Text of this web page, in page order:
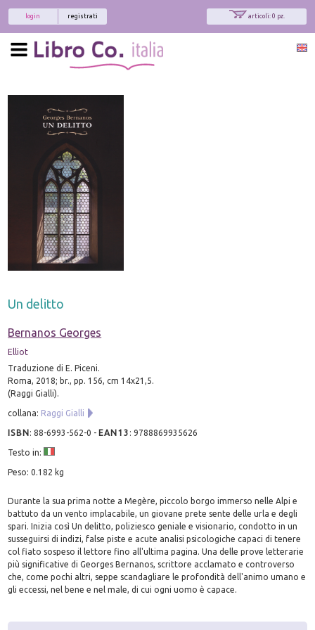
articoli: 0 pz.
registrati
login
Un delitto
Bernanos Georges
Elliot
Traduzione di E. Piceni.
Roma, 2018; br., pp. 156, cm 14x21,5.
(Raggi Gialli).
collana: Raggi Gialli
ISBN:88-6993-562-0 - EAN13 :9788869935626
Testo in:
Peso: 0.182 kg
Durante la sua prima notte a Megère, piccolo borgo immerso nelle Alpi e
battuto da un vento implacabile, un giovane prete sente delle urla e degli
spari. Inizia così Un delitto, poliziesco geniale e visionario, condotto in un
susseguirsi di indizi, false piste e acute analisi psicologiche capaci di tenere
col fiato sospeso il lettore fino all'ultima pagina. Una delle prove letterarie
più significative di Georges Bernanos, scrittore acclamato e controverso
che, come pochi altri, seppe scandagliare le profondità dell'animo umano e
gli eccessi, nel bene e nel male, di cui ogni uomo è capace.